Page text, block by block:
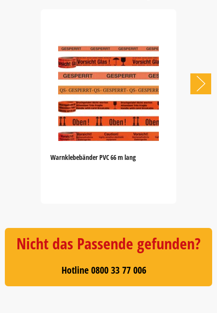
Warnklebebänder PVC 66 m lang
5
Nicht das Passende gefunden?
Hotline 0800 33 77 006